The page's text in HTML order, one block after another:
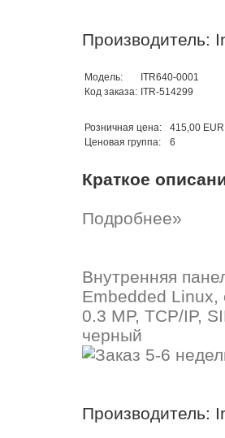
Производитель:
Модель:
ITR640-0001
Код заказа: ITR-514299
Розничная цена:
415,00 EUR
Ценовая группа:
6
Краткое
Подробнее»
Внутренняя
Embedded Linux,
0.3 MP, TCP/IP,
черный
Производитель: